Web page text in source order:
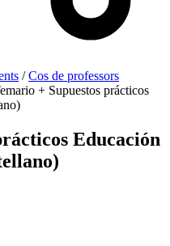
/Cos de professors
+ Supuestos prácticos
Educación